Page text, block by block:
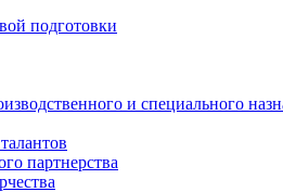
подготовки
и специального
партнерства